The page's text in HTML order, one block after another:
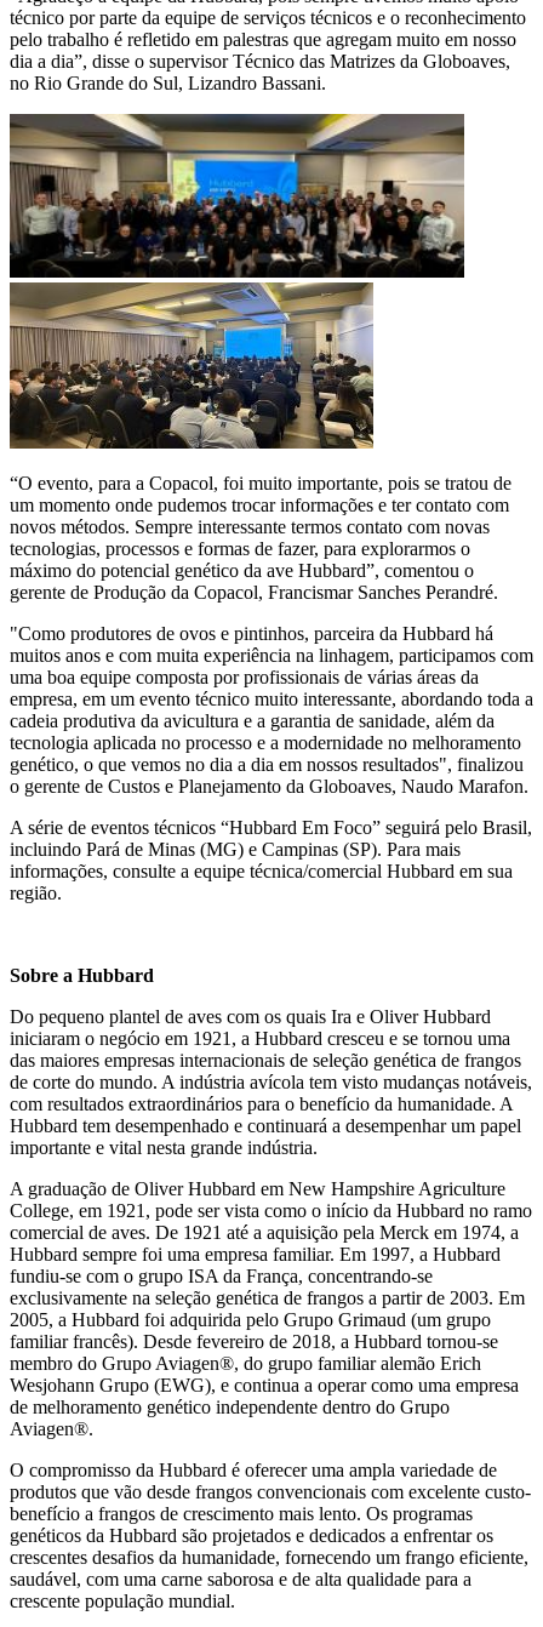
técnico por parte da equipe de serviços técnicos e o reconhecimento
pelo trabalho é refletido em palestras que agregam muito em nosso
dia a dia”, disse o supervisor Técnico das Matrizes da Globoaves,
no Rio Grande do Sul, Lizandro Bassani.
“O evento, para a Copacol, foi muito importante, pois se tratou de
um momento onde pudemos trocar informações e ter contato com
novos métodos. Sempre interessante termos contato com novas
tecnologias, processos e formas de fazer, para explorarmos o
máximo do potencial genético da ave Hubbard”, comentou o
gerente de Produção da Copacol, Francismar Sanches Perandré.
"Como produtores de ovos e pintinhos, parceira da Hubbard há
muitos anos e com muita experiência na linhagem, participamos com
uma boa equipe composta por profissionais de várias áreas da
empresa, em um evento técnico muito interessante, abordando toda a
cadeia produtiva da avicultura e a garantia de sanidade, além da
tecnologia aplicada no processo e a modernidade no melhoramento
genético, o que vemos no dia a dia em nossos resultados", finalizou
o gerente de Custos e Planejamento da Globoaves, Naudo Marafon.
A série de eventos técnicos “Hubbard Em Foco” seguirá pelo Brasil,
incluindo Pará de Minas (MG) e Campinas (SP). Para mais
informações, consulte a equipe técnica/comercial Hubbard em sua
região.
Sobre a Hubbard
Do pequeno plantel de aves com os quais Ira e Oliver Hubbard
iniciaram o negócio em 1921, a Hubbard cresceu e se tornou uma
das maiores empresas internacionais de seleção genética de frangos
de corte do mundo. A indústria avícola tem visto mudanças notáveis,
com resultados extraordinários para o benefício da humanidade. A
Hubbard tem desempenhado e continuará a desempenhar um papel
importante e vital nesta grande indústria.
A graduação de Oliver Hubbard em New Hampshire Agriculture
College, em 1921, pode ser vista como o início da Hubbard no ramo
comercial de aves. De 1921 até a aquisição pela Merck em 1974, a
Hubbard sempre foi uma empresa familiar. Em 1997, a Hubbard
fundiu-se com o grupo ISA da França, concentrando-se
exclusivamente na seleção genética de frangos a partir de 2003. Em
2005, a Hubbard foi adquirida pelo Grupo Grimaud (um grupo
familiar francês). Desde fevereiro de 2018, a Hubbard tornou-se
membro do Grupo Aviagen®, do grupo familiar alemão Erich
Wesjohann Grupo (EWG), e continua a operar como uma empresa
de melhoramento genético independente dentro do Grupo
Aviagen®.
O compromisso da Hubbard é oferecer uma ampla variedade de
produtos que vão desde frangos convencionais com excelente custo-
benefício a frangos de crescimento mais lento. Os programas
genéticos da Hubbard são projetados e dedicados a enfrentar os
crescentes desafios da humanidade, fornecendo um frango eficiente,
saudável, com uma carne saborosa e de alta qualidade para a
crescente população mundial.